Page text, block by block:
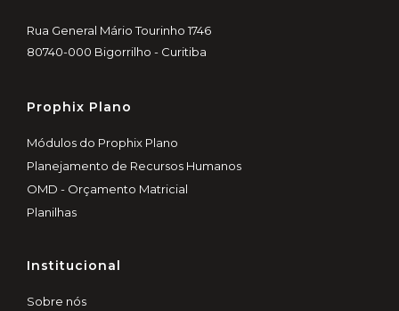
Rua General Mário Tourinho 1746
80740-000 Bigorrilho - Curitiba
Prophix Plano
Módulos do Prophix Plano
Planejamento de Recursos Humanos
OMD - Orçamento Matricial
Planilhas
Institucional
Sobre nós